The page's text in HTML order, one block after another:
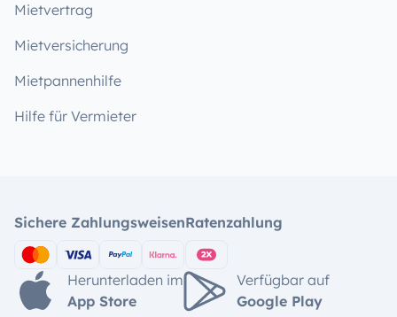
Mietvertrag
Mietversicherung
Mietpannenhilfe
Hilfe für Vermieter
Sichere ZahlungsweisenRatenzahlung
Herunterladen im
App Store
Verfügbar auf
Google Play